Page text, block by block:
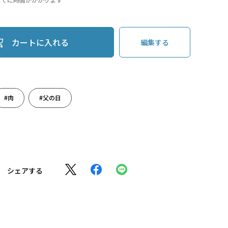
カートに入れる 編集する
#肉 #父の日
シェアする